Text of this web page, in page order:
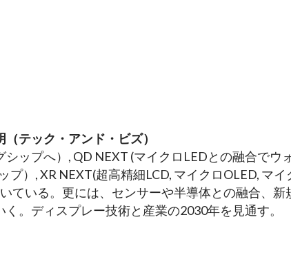
テック・アンド・ビズ）
シップへ）, QD NEXT (マイクロLEDとの融合でウ
）, XR NEXT(超高精細LCD, マイクロOLED, マイ
ている。更には、センサーや半導体との融合、新
。ディスプレー技術と産業の2030年を見通す。